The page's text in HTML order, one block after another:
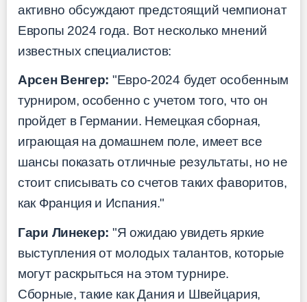
активно обсуждают предстоящий чемпионат
Европы 2024 года. Вот несколько мнений
известных специалистов:
Арсен Венгер: "Евро-2024 будет особенным
турниром, особенно с учетом того, что он
пройдет в Германии. Немецкая сборная,
играющая на домашнем поле, имеет все
шансы показать отличные результаты, но не
стоит списывать со счетов таких фаворитов,
как Франция и Испания."
Гари Линекер: "Я ожидаю увидеть яркие
выступления от молодых талантов, которые
могут раскрыться на этом турнире.
Сборные, такие как Дания и Швейцария,